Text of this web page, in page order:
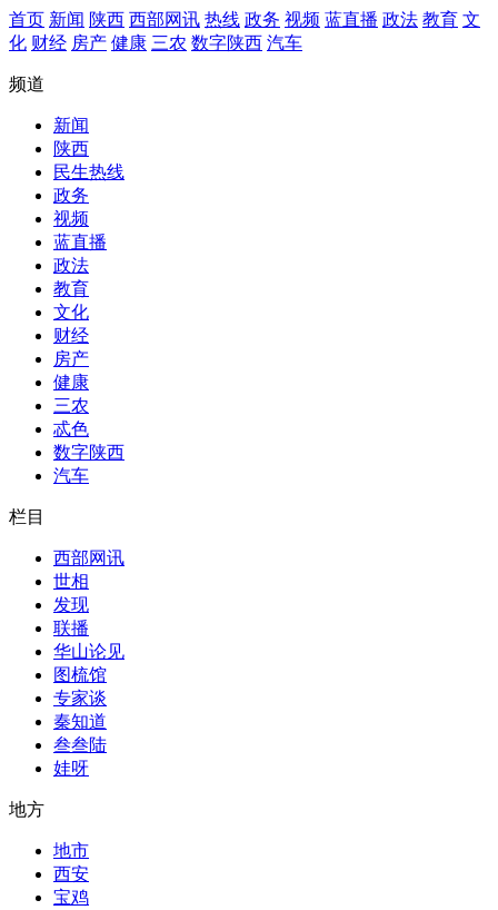
首页 新闻 陕西 西部网讯 热线 政务 视频 蓝直播 政法 教育 文
化 财经 房产 健康 三农 数字陕西 汽车
频道
新闻
陕西
民生热线
政务
视频
蓝直播
政法
教育
文化
财经
房产
健康
三农
忒色
数字陕西
汽车
栏目
西部网讯
世相
发现
联播
华山论见
图梳馆
专家谈
秦知道
叁叁陆
娃呀
地方
地市
西安
宝鸡